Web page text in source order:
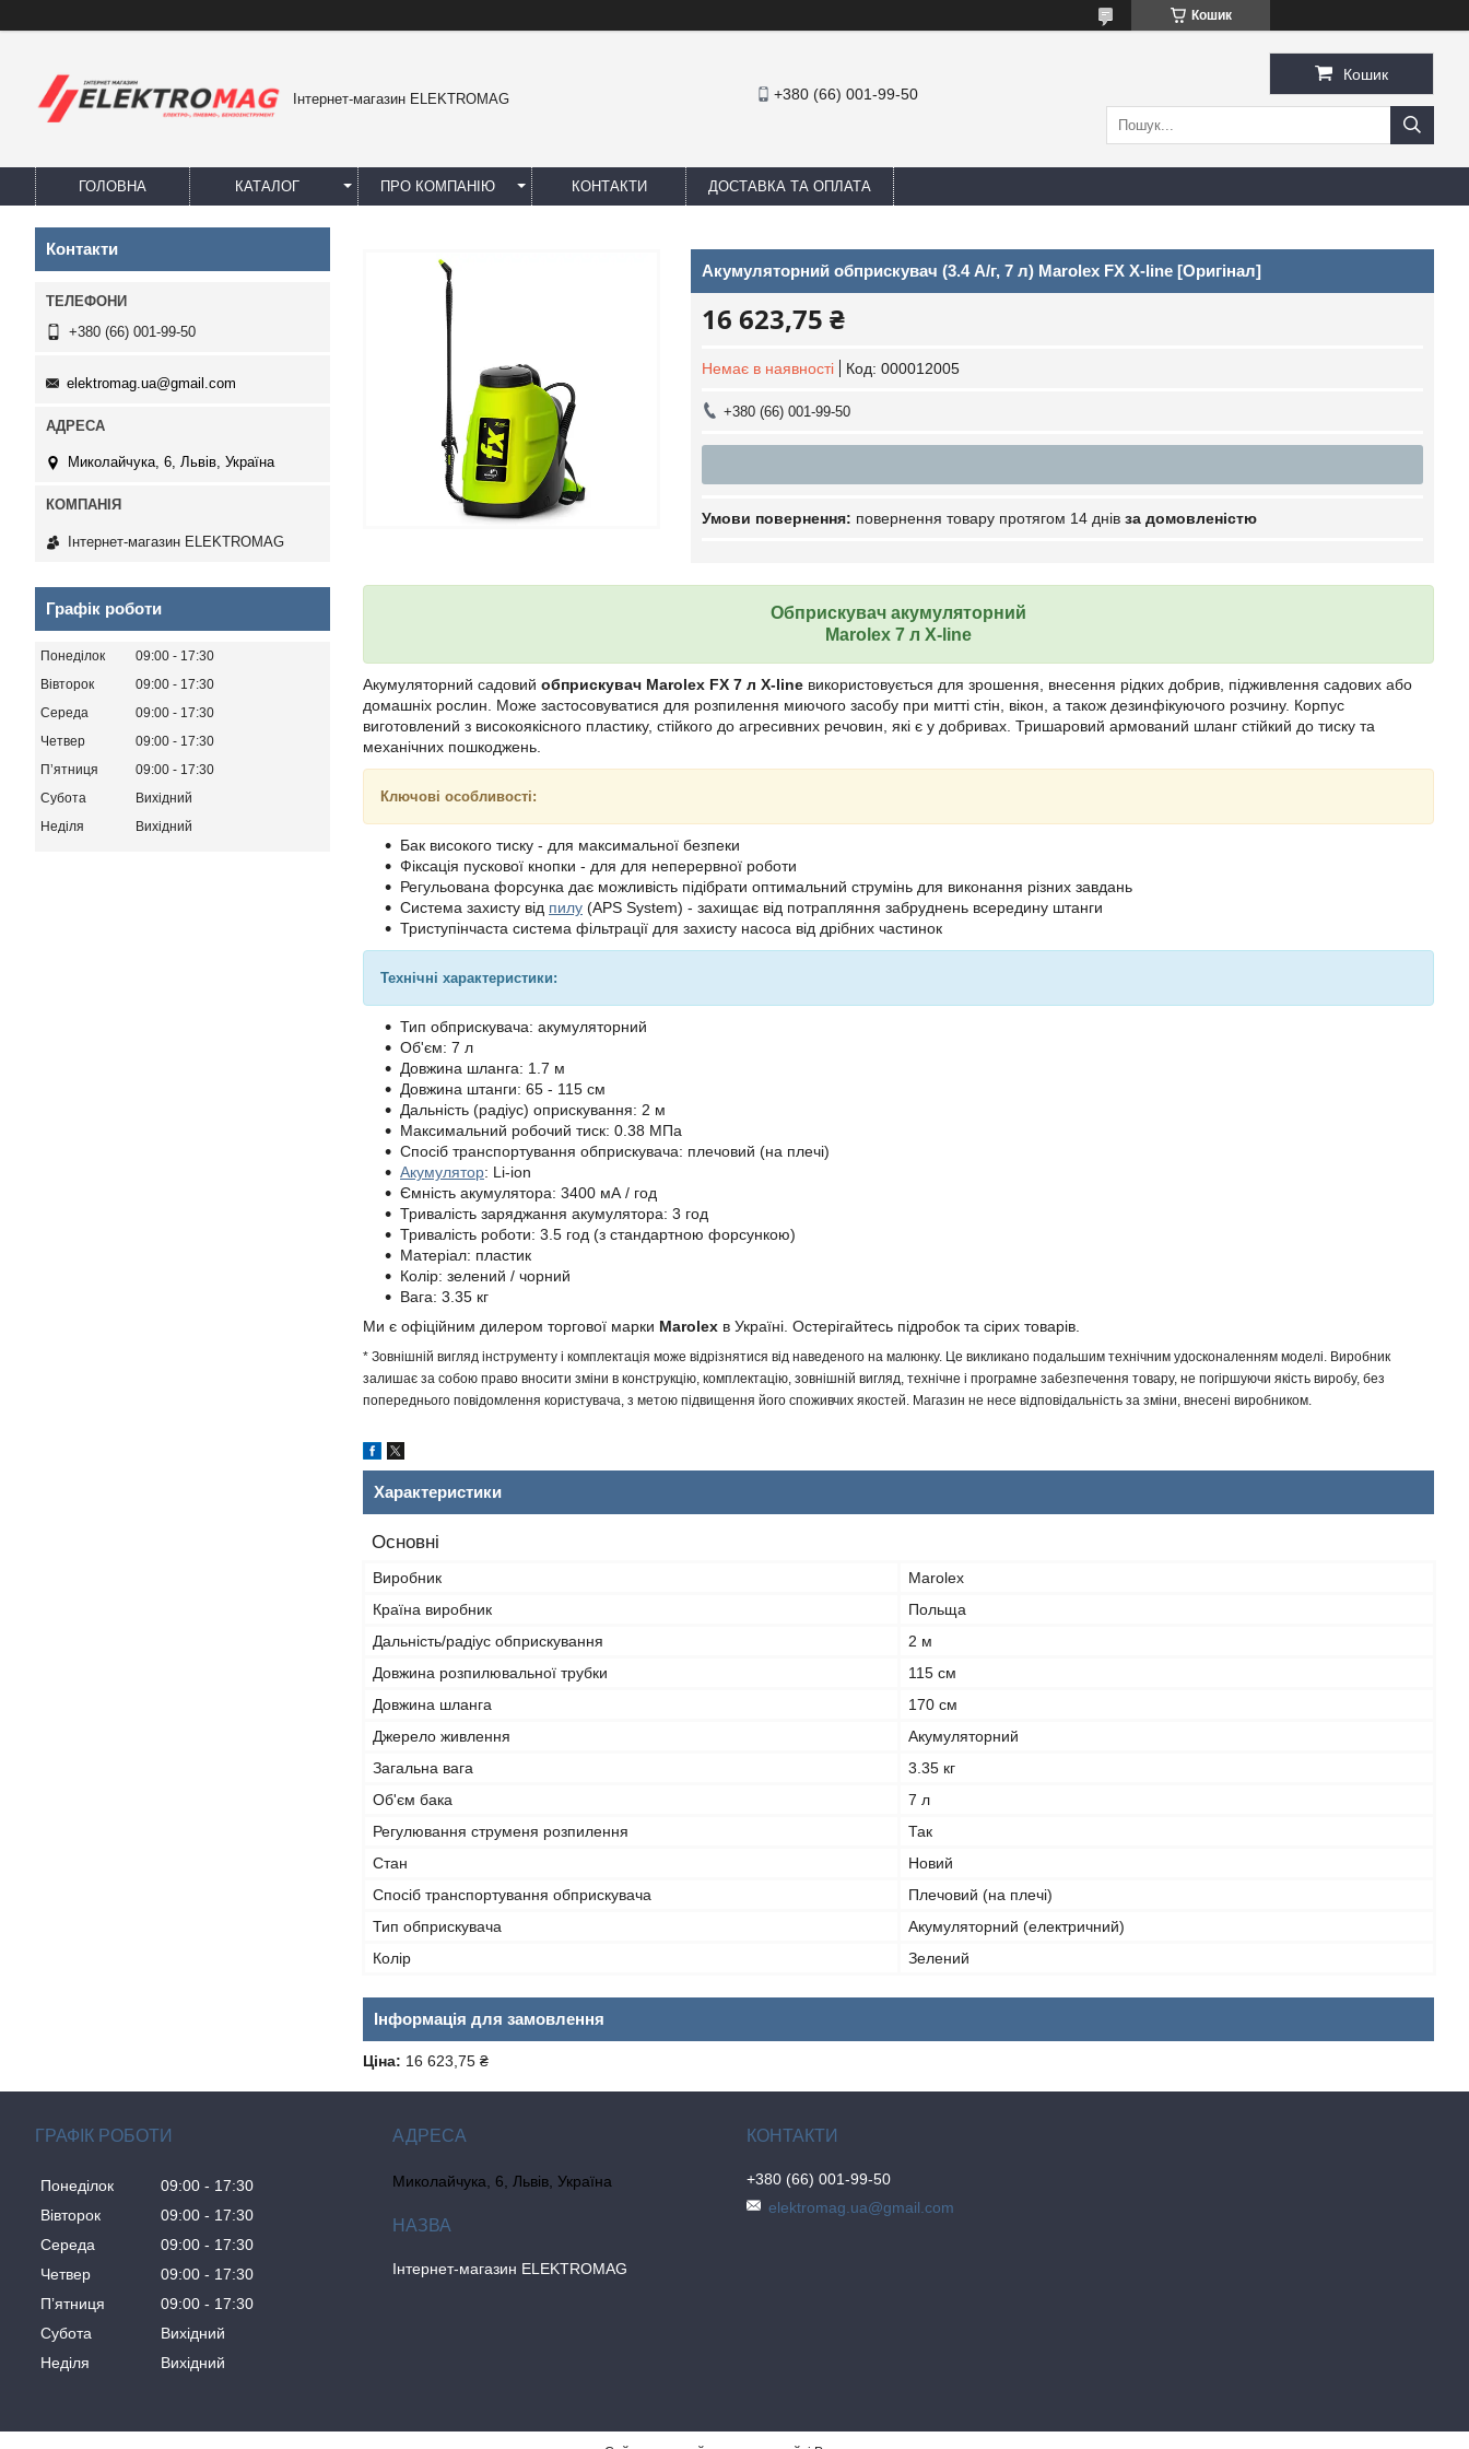
Кошик
Інтернет-магазин ELEKTROMAG +380 (66) 001-99-50
Кошик
ГОЛОВНА КАТАЛОГ ПРО КОМПАНІЮ КОНТАКТИ ДОСТАВКА ТА ОПЛАТА
Акумуляторний обприскувач (3.4 А/г, 7 л) Marolex FX X-line [Оригінал]
16 623,75 ₴
Немає в наявності Код: 000012005
+380 (66) 001-99-50
повернення товару протягом 14 днів за домовленістю
Обприскувач акумуляторний
Marolex 7 л X-line
Акумуляторний садовий обприскувач Marolex FX 7 л X-line використовується для зрошення, внесення рідких добрив, підживлення садових або
домашніх рослин. Може застосовуватися для розпилення миючого засобу при митті стін, вікон, а також дезинфікуючого розчину. Корпус
виготовлений з високоякісного пластику, стійкого до агресивних речовин, які є у добривах. Тришаровий армований шланг стійкий до тиску та
механічних пошкоджень.
Ключові особливості:
Бак високого тиску - для максимальної безпеки
Фіксація пускової кнопки - для для неперервної роботи
Регульована форсунка дає можливість підібрати оптимальний струмінь для виконання різних завдань
Система захисту від пилу (APS System) - захищає від потрапляння забруднень всередину штанги
Триступінчаста система фільтрації для захисту насоса від дрібних частинок
Технічні характеристики:
Тип обприскувача: акумуляторний
Об'єм: 7 л
Довжина шланга: 1.7 м
Довжина штанги: 65 - 115 см
Дальність (радіус) оприскування: 2 м
Максимальний робочий тиск: 0.38 МПа
Спосіб транспортування обприскувача: плечовий (на плечі)
Акумулятор: Li-ion
Ємність акумулятора: 3400 мА / год
Тривалість заряджання акумулятора: 3 год
Тривалість роботи: 3.5 год (з стандартною форсункою)
Матеріал: пластик
Колір: зелений / чорний
Вага: 3.35 кг
Ми є офіційним дилером торгової марки Marolex в Україні. Остерігайтесь підробок та сірих товарів.
* Зовнішній вигляд інструменту і комплектація може відрізнятися від наведеного на малюнку. Це викликано подальшим технічним удосконаленням моделі. Виробник
залишає за собою право вносити зміни в конструкцію, комплектацію, зовнішній вигляд, технічне і програмне забезпечення товару, не погіршуючи якість виробу, без
попереднього повідомлення користувача, з метою підвищення його споживчих якостей. Магазин не несе відповідальність за зміни, внесені виробником.
Характеристики
Основні
Виробник
Marolex
Країна виробник
Польща
Дальність/радіус обприскування
2 м
Довжина розпилювальної трубки
115 см
Довжина шланга
170 см
Джерело живлення
Акумуляторний
Загальна вага
3.35 кг
Об'єм бака
7 л
Регулювання струменя розпилення
Так
Стан
Новий
Спосіб транспортування обприскувача
Плечовий (на плечі)
Тип обприскувача
Акумуляторний (електричний)
Колір
Зелений
Інформація для замовлення
Ціна: 16 623,75 ₴
Контакти
+380 (66) 001-99-50
elektromag.ua@gmail.com
Миколайчука, 6, Львів, Україна
Інтернет-магазин ELEKTROMAG
Графік роботи
Понеділок 09:00
17:30
Вівторок
09:00
17:30
Середа
09:00
17:30
Четвер
09:00
17:30
Пʼятниця
09:00
17:30
Субота
Вихідний
Неділя
Вихідний
ГРАФІК РОБОТИ
Понеділок 09:00
17:30
Вівторок
09:00
17:30
Середа
09:00
17:30
Четвер
09:00
17:30
Пʼятниця
09:00
17:30
Субота
Вихідний
Неділя
Вихідний
Миколайчука, 6, Львів, Україна
Інтернет-магазин ELEKTROMAG
+380 (66) 001-99-50
elektromag.ua@gmail.com